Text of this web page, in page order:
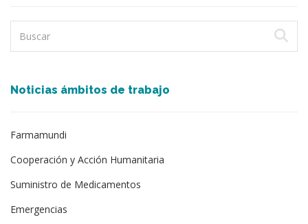
Noticias ámbitos de trabajo
Farmamundi
Cooperación y Acción Humanitaria
Suministro de Medicamentos
Emergencias